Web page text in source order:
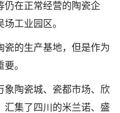
仍在正常经营的陶瓷企
工业园区。
瓷的生产基地，但是作为
。
象陶瓷城、瓷都市场、欣
汇集了四川的米兰诺、盛